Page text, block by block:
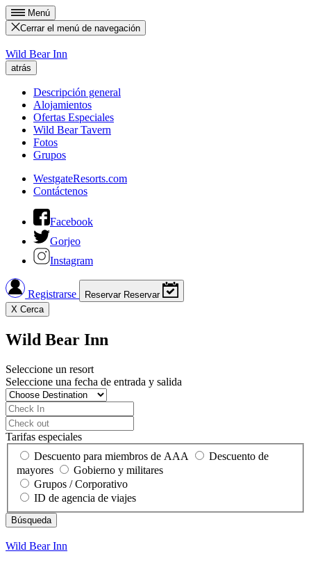
Menú
Cerrar el menú de navegación
Wild Bear Inn
atrás
Descripción general
Alojamientos
Ofertas Especiales
Wild Bear Tavern
Fotos
Grupos
WestgateResorts.com
Contáctenos
Facebook
Gorjeo
Instagram
Registrarse Reservar Reservar
X Cerca
Wild Bear Inn
Seleccione un resort
Seleccione una fecha de entrada y salida
Tarifas especiales
Descuento para miembros de AAA
Descuento de
mayores
Gobierno y militares
Grupos / Corporativo
ID de agencia de viajes
Wild Bear Inn